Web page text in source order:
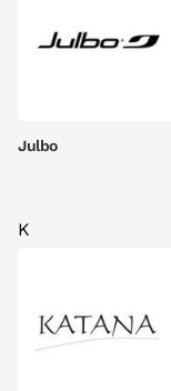
Julbo
K